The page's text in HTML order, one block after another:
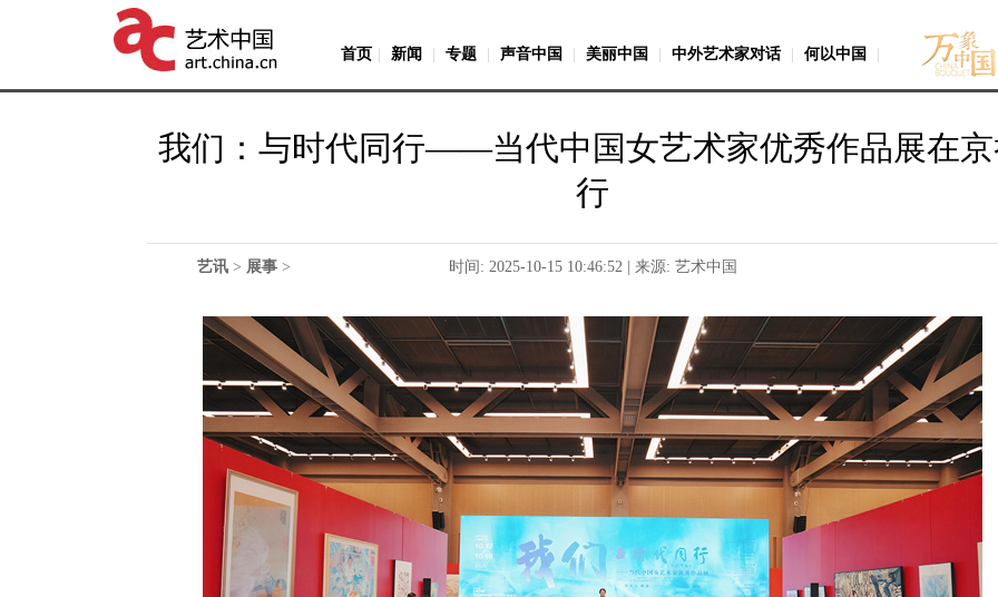
首页 新闻 专题 声音中国 美丽中国 中外艺术家对话 何以中国
我们：与时代同行——当代中国女艺术家优秀作品展在
行
时间: 2025-10-15 10:46:52 | 来源: 艺术中国
艺讯 > 展事 >